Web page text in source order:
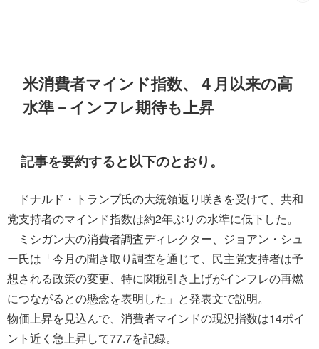
米消費者マインド指数、４月以来の高
水準－インフレ期待も上昇
記事を要約すると以下のとおり。
ドナルド・トランプ氏の大統領返り咲きを受けて、共和
党支持者のマインド指数は約2年ぶりの水準に低下した。
ミシガン大の消費者調査ディレクター、ジョアン・シュ
ー氏は「今月の聞き取り調査を通じて、民主党支持者は予
想される政策の変更、特に関税引き上げがインフレの再燃
につながるとの懸念を表明した」と発表文で説明。
物価上昇を見込んで、消費者マインドの現況指数は14ポイ
ント近く急上昇して77.7を記録。